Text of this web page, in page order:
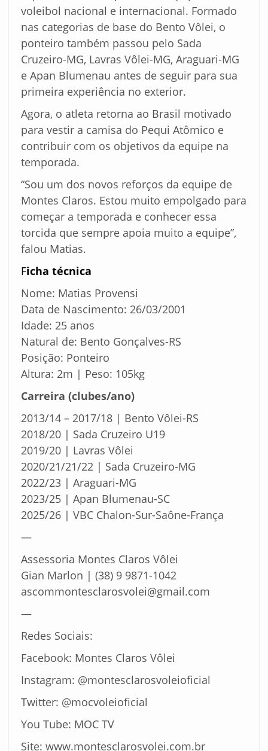
voleibol nacional e internacional. Formado
nas categorias de base do Bento Vôlei, o
ponteiro também passou pelo Sada
Cruzeiro-MG, Lavras Vôlei-MG, Araguari-MG
e Apan Blumenau antes de seguir para sua
primeira experiência no exterior.
Agora, o atleta retorna ao Brasil motivado
para vestir a camisa do Pequi Atômico e
contribuir com os objetivos da equipe na
temporada.
“Sou um dos novos reforços da equipe de
Montes Claros. Estou muito empolgado para
começar a temporada e conhecer essa
torcida que sempre apoia muito a equipe”,
falou Matias.
Ficha técnica
Nome: Matias Provensi
Data de Nascimento: 26/03/2001
Idade: 25 anos
Natural de: Bento Gonçalves-RS
Posição: Ponteiro
Altura: 2m | Peso: 105kg
Carreira (clubes/ano)
2013/14 – 2017/18 | Bento Vôlei-RS
2018/20 | Sada Cruzeiro U19
2019/20 | Lavras Vôlei
2020/21/21/22 | Sada Cruzeiro-MG
2022/23 | Araguari-MG
2023/25 | Apan Blumenau-SC
2025/26 | VBC Chalon-Sur-Saône-França
—
Assessoria Montes Claros Vôlei
Gian Marlon | (38) 9 9871-1042
ascommontesclarosvolei@gmail.com
—
Redes Sociais:
Facebook: Montes Claros Vôlei
Instagram: @montesclarosvoleioficial
Twitter: @mocvoleioficial
You Tube: MOC TV
Site: www.montesclarosvolei.com.br